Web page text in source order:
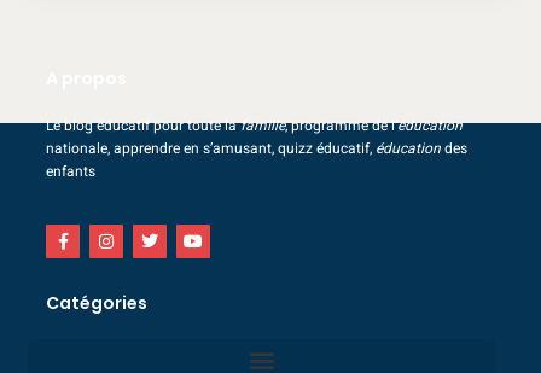
Le blog éducatif pour toute lafamille, programme de l’éducation
nationale, apprendre en s’amusant, quizz éducatif, éducationdes
enfants
Catégories